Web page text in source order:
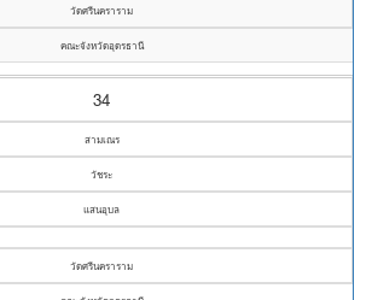
วัดศรีนคราราม
คณะจังหวัดอุดรธานี
34
สามเณร
วัชระ
แสนอุบล
วัดศรีนคราราม